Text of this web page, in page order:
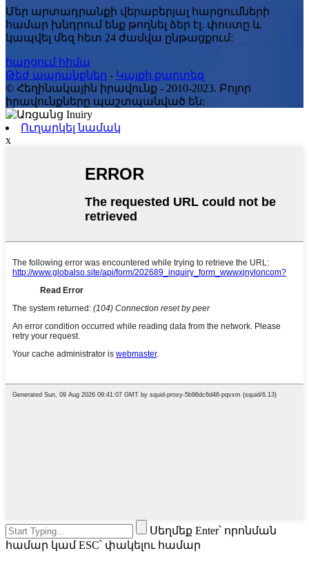
Մեր արտադրանքի վերաբերյալ հարցումների
համար խնդրում ենք թողնել ձեր էլ. փոստը և
կապվել մեզ հետ 24 ժամվա ընթացքում:
հարցում հիմա
Թեժ ապրանքներ - Կայքի քարտեզ
© Հեղինակային իրավունք - 2010-2023. Բոլոր
իրավունքները պաշտպանված են:
Ուղարկել նամակ
x
Սեղմեք Enter՝ որոնման
համար կամ ESC՝ փակելու համար